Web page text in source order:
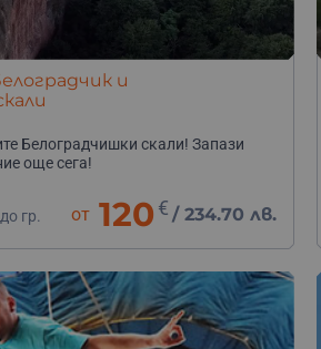
и
Белоградчишки скали! Запази
още сега!
гр.
от 120 € /234.70 лв.